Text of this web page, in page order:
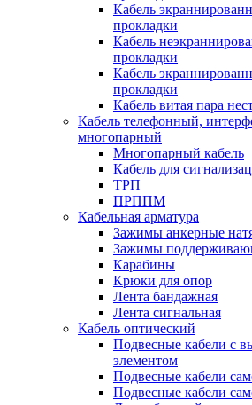
Кабель
прокладки
Кабель
прокладки
Кабель
прокладки
Кабель витая пара
Кабель телефонный,
многопарный
Многопарный кабель
Кабель для
ТРП
ПРППМ
Кабельная арматура
Зажимы анкерные
Зажимы
Карабины
Крюки для опор
Лента бандажная
Лента сигнальная
Кабель оптический
Подвесные кабели с
элементом
Подвесные кабели
Подвесные кабели